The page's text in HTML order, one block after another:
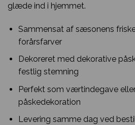
glæde ind i hjemmet.
Sammensat af sæsonens
forårsfarver
Dekoreret med dekorative
festlig stemning
Perfekt som værtindegave
påskedekoration
Levering samme dag ved